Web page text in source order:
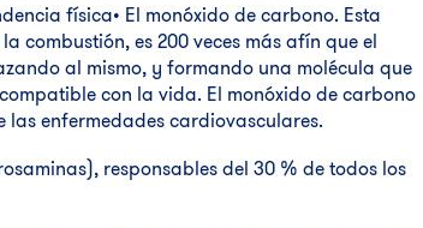
física• El monóxido de carbono. Esta
combustión, es 200 veces más afín que el
al mismo, y formando una molécula que
con la vida. El monóxido de carbono
las enfermedades cardiovasculares.
responsables del 30 % de todos los